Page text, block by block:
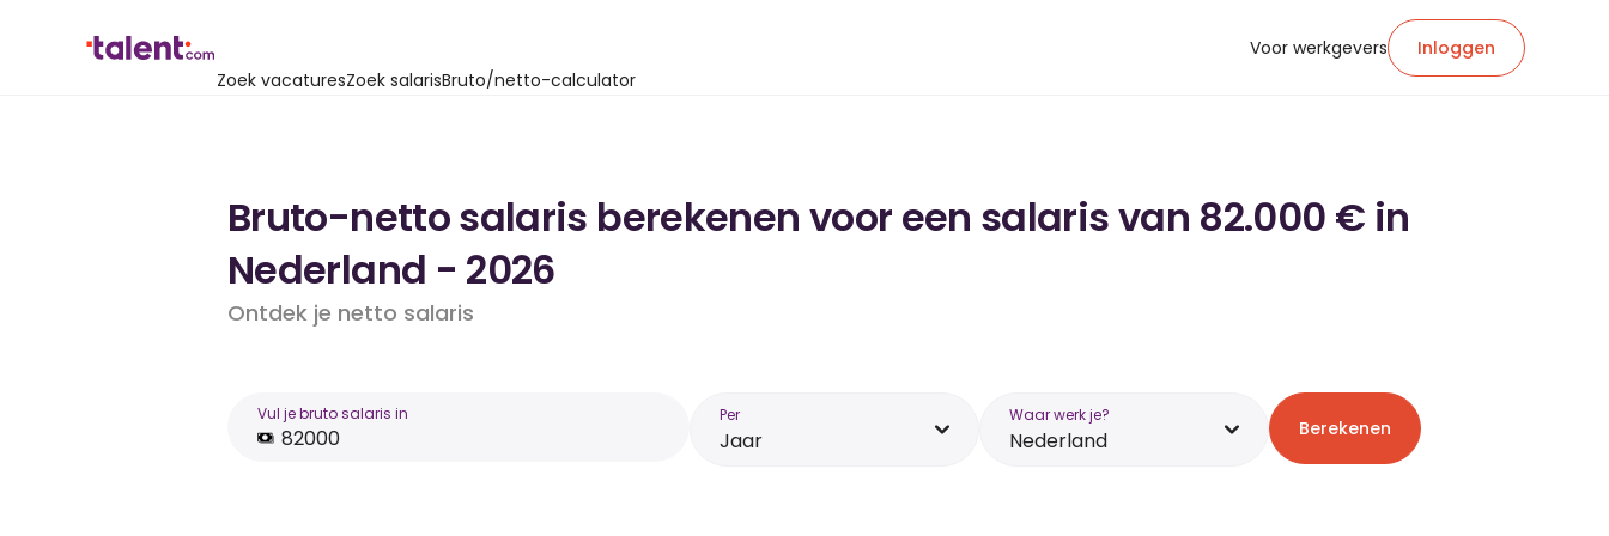
Zoek vacaturesZoek salarisBruto/netto-calculator
Voor werkgevers Inloggen
Bruto-netto salaris berekenen voor een salaris van 82.000 € in
Nederland - 2026
Ontdek je netto salaris
Vul je bruto salaris in Per
Jaar
Waar werk je?
Nederland Berekenen